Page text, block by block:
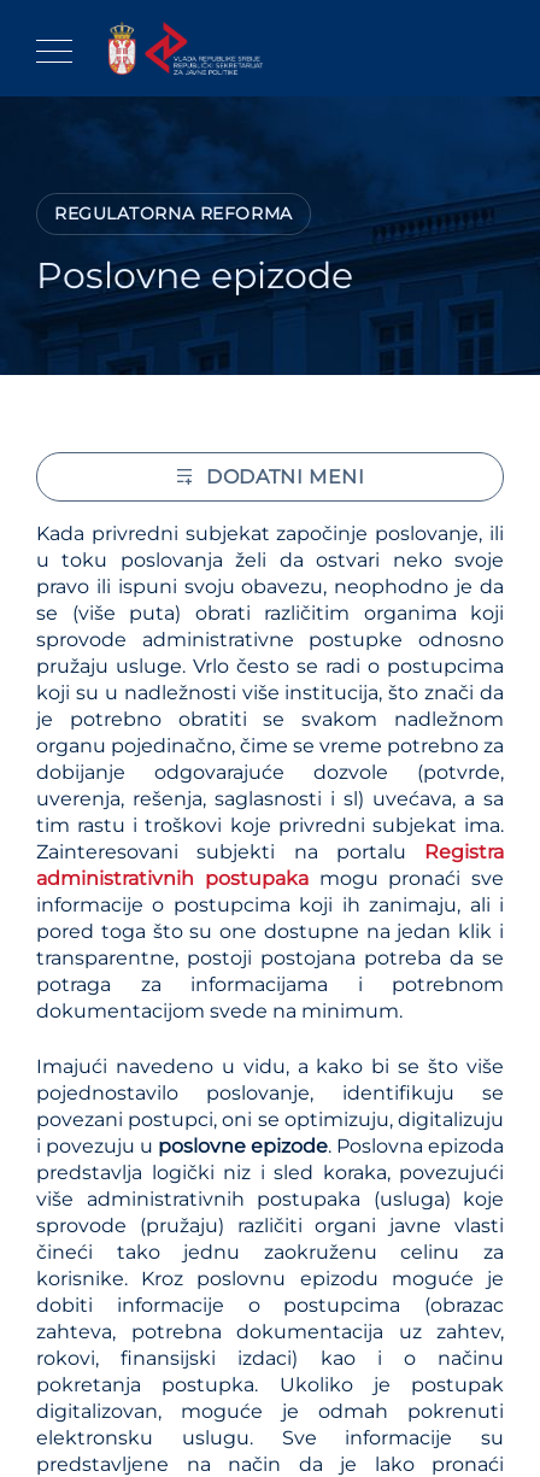
content
REGULATORNA REFORMA
Poslovne epizode
Kada privredni subjekat započinje poslovanje, ili
u toku poslovanja želi da ostvari neko svoje
pravo ili ispuni svoju obavezu, neophodno je da
se (više puta) obrati različitim organima koji
sprovode administrativne postupke odnosno
pružaju usluge. Vrlo često se radi o postupcima
koji su u nadležnosti više institucija, što znači da
je potrebno obratiti se svakom nadležnom
organu pojedinačno, čime se vreme potrebno za
dobijanje odgovarajuće dozvole (potvrde,
uverenja, rešenja, saglasnosti i sl) uvećava, a sa
tim rastu i troškovi koje privredni subjekat ima.
Zainteresovani subjekti na portalu Registra
administrativnih postupaka mogu pronaći sve
informacije o postupcima koji ih zanimaju, ali i
pored toga što su one dostupne na jedan klik i
transparentne, postoji postojana potreba da se
potraga za informacijama i potrebnom
dokumentacijom svede na minimum.
Imajući navedeno u vidu, a kako bi se što više
pojednostavilo poslovanje, identifikuju se
povezani postupci, oni se optimizuju, digitalizuju
i povezuju u poslovne epizode. Poslovna epizoda
predstavlja logički niz i sled koraka, povezujući
više administrativnih postupaka (usluga) koje
sprovode (pružaju) različiti organi javne vlasti
čineći tako jednu zaokruženu celinu za
korisnike. Kroz poslovnu epizodu moguće je
dobiti informacije o postupcima (obrazac
zahteva, potrebna dokumentacija uz zahtev,
rokovi, finansijski izdaci) kao i o načinu
pokretanja postupka. Ukoliko je postupak
digitalizovan, moguće je odmah pokrenuti
elektronsku uslugu. Sve informacije su
predstavljene na način da je lako pronaći
DODATNI MENI